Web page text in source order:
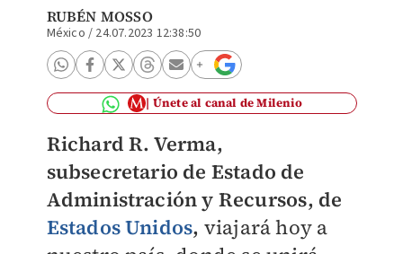
RUBÉN MOSSO
México / 24.07.2023 12:38:50
Únete al canal de Milenio
Richard R. Verma,
subsecretario de Estado de
Administración y Recursos, de
Estados Unidos, viajará hoy a